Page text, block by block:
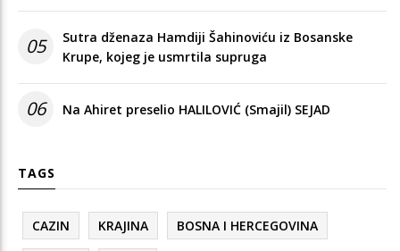
05
Sutra dženaza Hamdiji Šahinoviću iz Bosanske
Krupe, kojeg je usmrtila supruga
06 Na Ahiret preselio HALILOVIĆ (Smajil) SEJAD
TAGS
CAZIN KRAJINA BOSNA I HERCEGOVINA